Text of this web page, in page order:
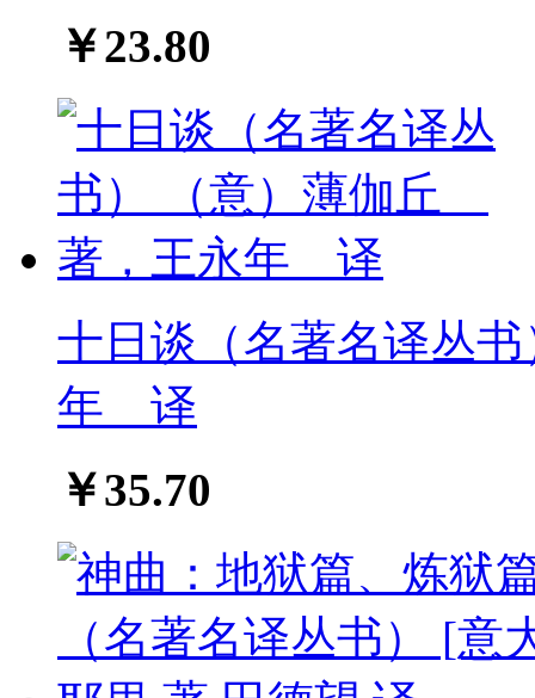
￥23.80
十日谈（名著名译丛
年 译
￥35.70